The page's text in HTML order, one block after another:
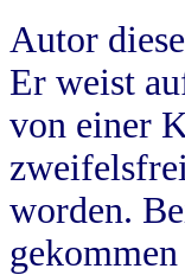
Autor
Er weist
von einer
worden.